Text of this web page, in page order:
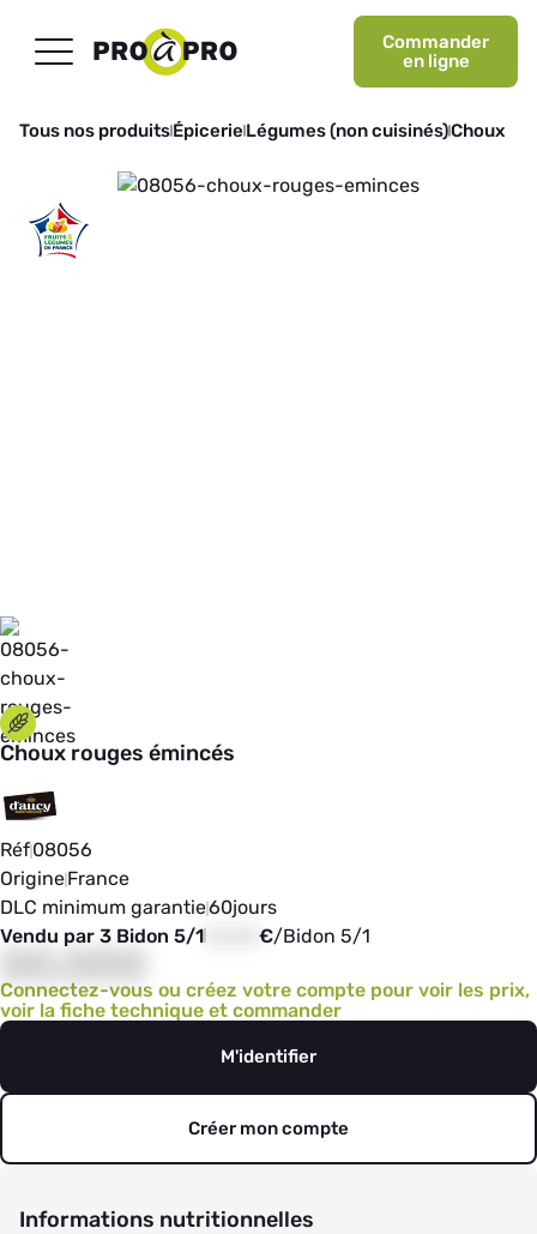
Commander
en ligne
Tous nos produitsÉpicerie Légumes (non cuisinés)Choux
Choux rouges émincés
Réf08056
OrigineFrance
DLC minimum garantie60jours
Vendu par 3 Bidon 5/1
€/Bidon 5/1
Connectez-vous ou créez votre compte pour voir les prix,
voir la fiche technique et commander
M'identifier
Créer mon compte
Informations nutritionnelles